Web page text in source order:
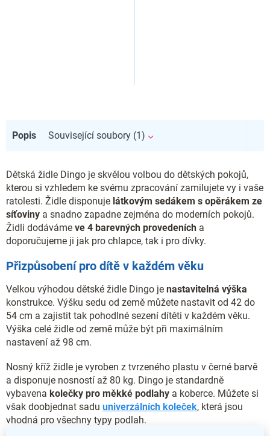
Popis Související soubory (1)
Dětská židle Dingo je skvělou volbou do dětských pokojů,
kterou si vzhledem ke svému zpracování zamilujete vy i vaše
ratolesti. Židle disponuje látkovým sedákem s opěrákem ze
síťoviny a snadno zapadne zejména do moderních pokojů.
Židli dodáváme ve 4 barevných provedeních a
doporučujeme ji jak pro chlapce, tak i pro dívky.
Přizpůsobení pro dítě v každém věku
Velkou výhodou dětské židle Dingo je nastavitelná výška
konstrukce. Výšku sedu od země můžete nastavit od 42 do
54 cm a zajistit tak pohodlné sezení dítěti v každém věku.
Výška celé židle od země může být při maximálním
nastavení až 98 cm.
Nosný kříž židle je vyroben z tvrzeného plastu v černé barvě
a disponuje nosností až 80 kg. Dingo je standardně
vybavena kolečky pro měkké podlahy a koberce. Můžete si
však doobjednat sadu univerzálních koleček, která jsou
vhodná pro všechny typy podlah.